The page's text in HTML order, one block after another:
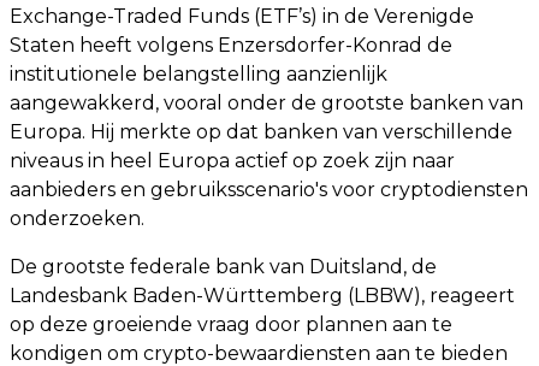
Exchange-Traded Funds (ETF’s) in de Verenigde
Staten heeft volgens Enzersdorfer-Konrad de
institutionele belangstelling aanzienlijk
aangewakkerd, vooral onder de grootste banken van
Europa. Hij merkte op dat banken van verschillende
niveaus in heel Europa actief op zoek zijn naar
aanbieders en gebruiksscenario's voor cryptodiensten
onderzoeken.
De grootste federale bank van Duitsland, de
Landesbank Baden-Württemberg (LBBW), reageert
op deze groeiende vraag door plannen aan te
kondigen om crypto-bewaardiensten aan te bieden